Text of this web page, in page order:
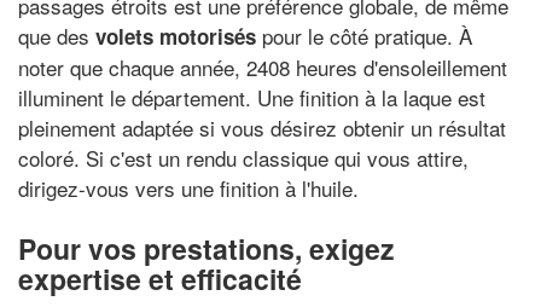
que des volets motorisés pour le côté pratique. À
noter que chaque année, 2408 heures d'ensoleillement
illuminent le département. Une finition à la laque est
pleinement adaptée si vous désirez obtenir un résultat
coloré. Si c'est un rendu classique qui vous attire,
dirigez-vous vers une finition à l'huile.
Pour vos prestations, exigez
expertise et efficacité